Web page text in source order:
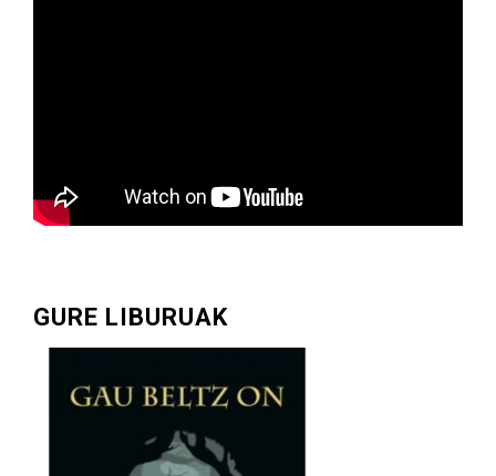
GURE LIBURUAK